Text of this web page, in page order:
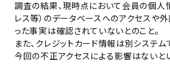
調査の結果、現時点において会員の個人
レス等）のデータベースへのアクセスや
った事実は確認されていないとのこと。
また、クレジットカード情報は別システム
今回の不正アクセスによる影響はないとい